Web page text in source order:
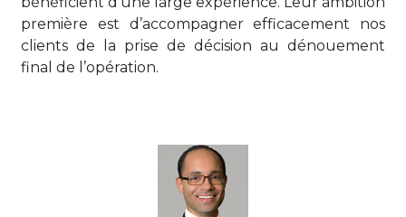
première est d’accompagner efficacement nos
clients de la prise de décision au dénouement
final de l’opération.